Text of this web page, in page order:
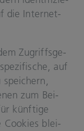
die In­ter­net­
Zu­griffs­ge­
auf
zum Bei­
künf­ti­ge
Coo­kies blei­